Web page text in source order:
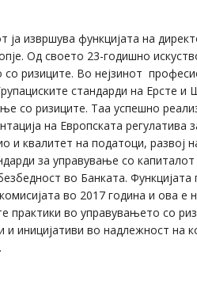
ја извршува функцијата на
Од своето 23-годишно
ризиците. Во нејзинот
стандарди на Ерсте
со ризиците. Taa успешно
на Европската
и квалитет на податоци, развој
за управување со
во Банката.
во 2017 година и ова е
практики во управувањето со
иницијативи во надлежност на